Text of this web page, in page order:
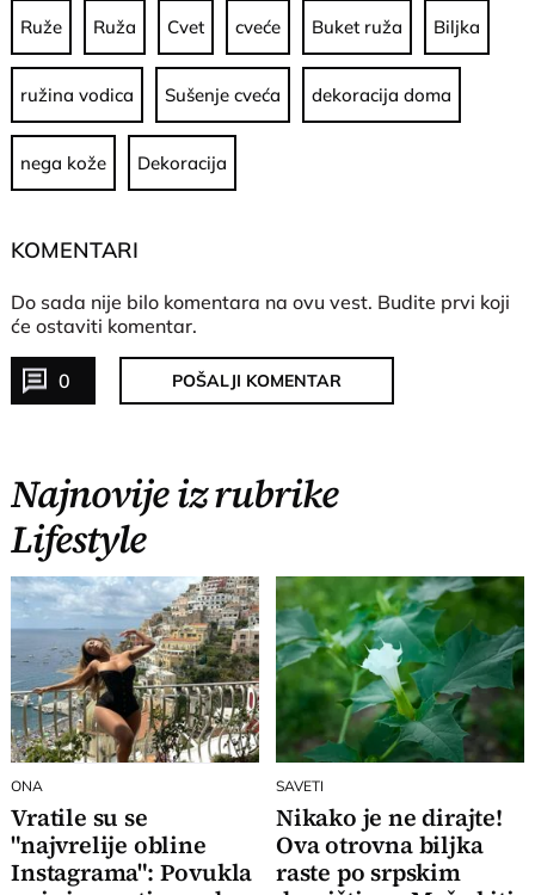
Ruže Ruža Cvet cveće Buket ruža Biljka
ružina vodica Sušenje cveća dekoracija doma
nega kože Dekoracija
KOMENTARI
Do sada nije bilo komentara na ovu vest. Budite prvi koji
će ostaviti komentar.
0 POŠALJI KOMENTAR
Najnovije iz rubrike
Lifestyle
ONA
Vratile su se
"najvrelije obline
Instagrama": Povukla
SAVETI
Nikako je ne dirajte!
Ova otrovna biljka
raste po srpskim